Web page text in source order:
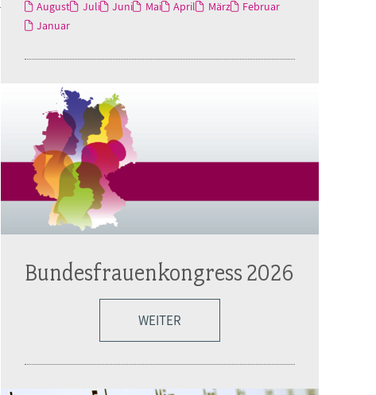
August
Juli Juni Mai April März
Februar
Januar
Bundesfrauenkongress 2026
WEITER